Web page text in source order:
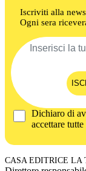
Iscriviti alla
Ogni sera
Dichiaro di
accettare
CASA EDITRICE LA